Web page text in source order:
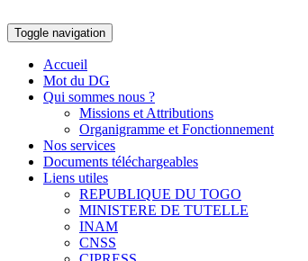
Toggle navigation
Accueil
Mot du DG
Qui sommes nous ?
Missions et Attributions
Organigramme et Fonctionnement
Nos services
Documents téléchargeables
Liens utiles
REPUBLIQUE DU TOGO
MINISTERE DE TUTELLE
INAM
CNSS